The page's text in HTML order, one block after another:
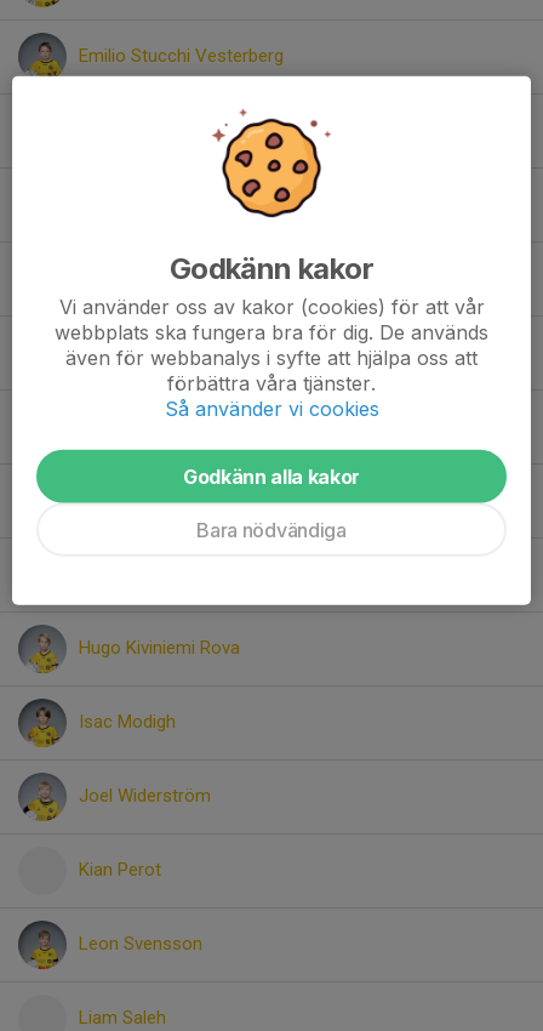
Emilio Stucchi Vesterberg
Frank Ceder
Gustaf Malmquist Blommendahl
Henning Hultegård
Hugo Kiviniemi Rova
Isac Modigh
Joel Widerström
Kian Perot
Leon Svensson
Liam Saleh
Godkänn kakor
Vi använder oss av kakor (cookies) för att vår
webbplats ska fungera bra för dig. De används
även för webbanalys i syfte att hjälpa oss att
förbättra våra tjänster.
Så använder vi cookies
Godkänn alla kakor
Bara nödvändiga